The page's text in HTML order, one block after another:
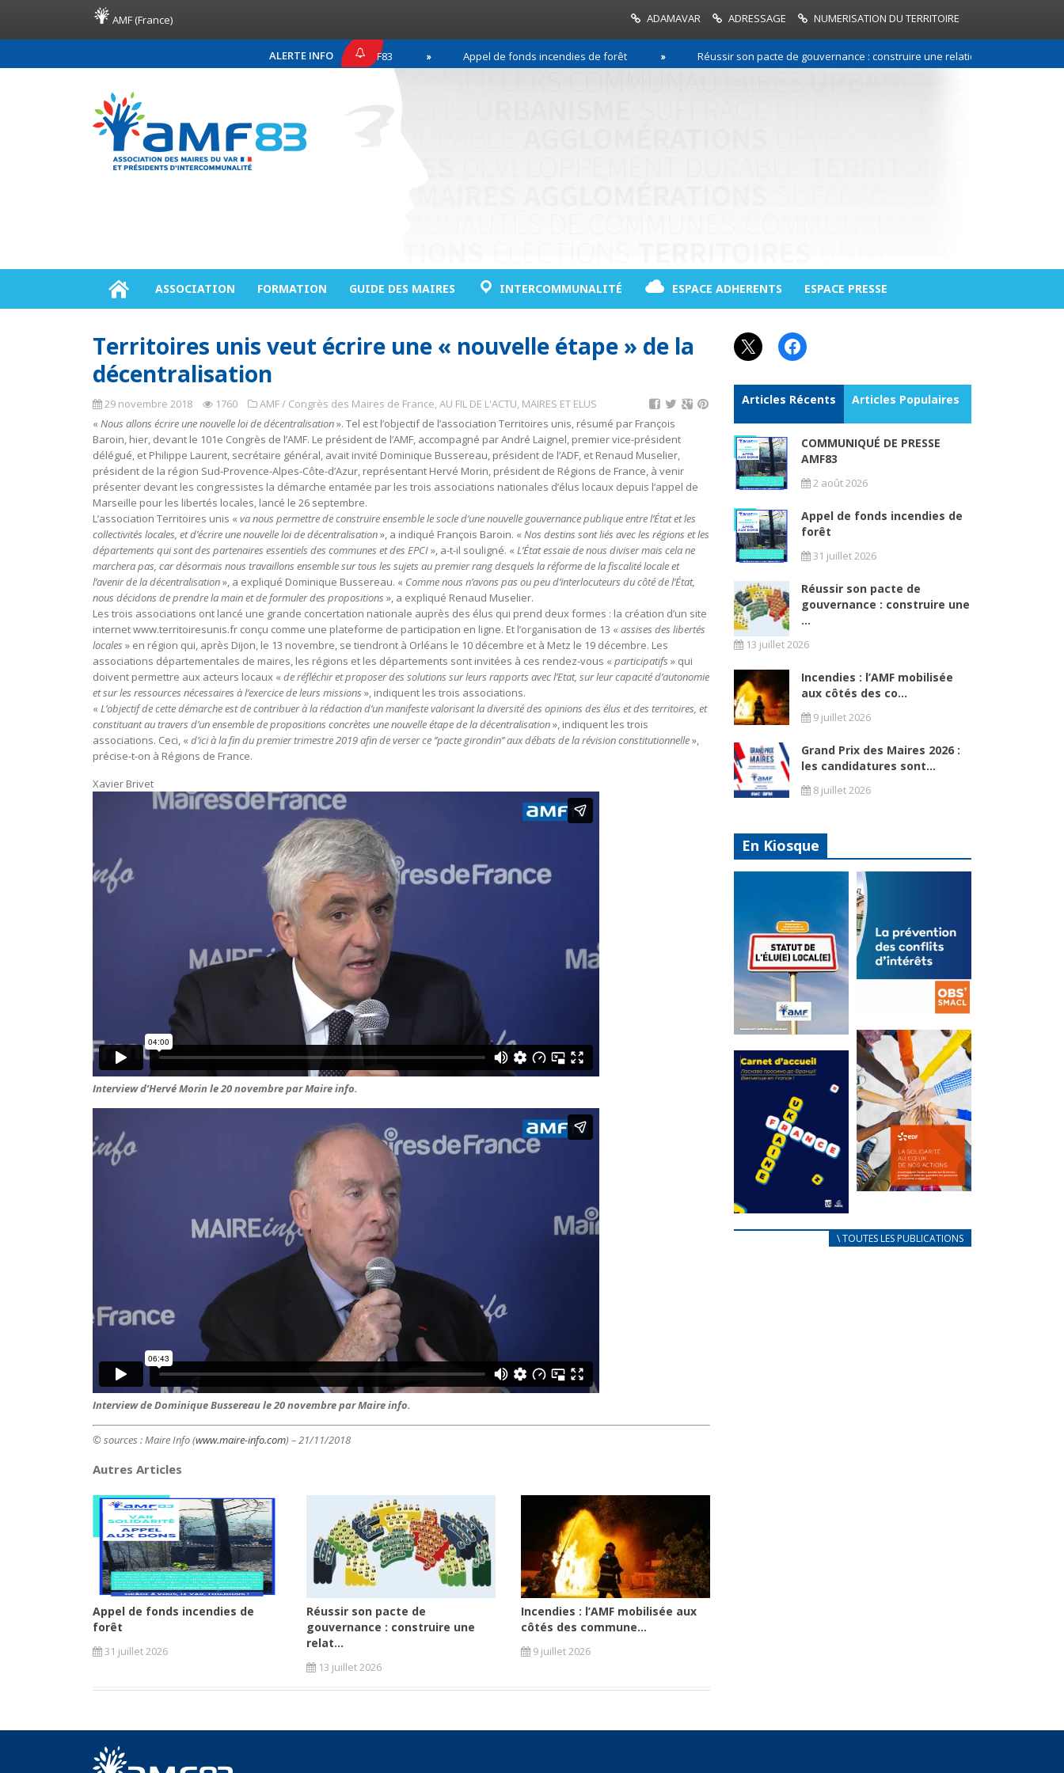
AMF (France) ADAMAVAR ADRESSAGE NUMERISATION DU TERRITOIRE
ALERTE INFO
COMMUNIQUÉ DE PRESSE AMF83 Appel de fonds incendies de forêt Réussir son pacte de gouvernance : construire une relation de confiance entre
ASSOCIATION FORMATION GUIDE DES MAIRES INTERCOMMUNALITÉ ESPACE ADHERENTS ESPACE PRESSE
Territoires unis veut écrire une « nouvelle étape » de la
décentralisation
29 novembre 2018 1760 AMF / Congrès des Maires de France,AU FIL DE L'ACTU, MAIRES ET ELUS
« Nous allons écrire une nouvelle loi de décentralisation». Tel est l’objectif de l’association Territoires unis, résumé par François
Baroin, hier, devant le 101e Congrès de l’AMF. Le président de l’AMF, accompagné par André Laignel, premier vice-président
délégué, et Philippe Laurent, secrétaire général, avait invité Dominique Bussereau, président de l’ADF, et Renaud Muselier,
président de la région Sud-Provence-Alpes-Côte-d’Azur, représentant Hervé Morin, président de Régions de France, à venir
présenter devant les congressistes la démarche entamée par les trois associations nationales d’élus locaux depuis l’appel de
Marseille pour les libertés locales, lancé le 26 septembre.
L’association Territoires unis « va nous permettre de construire ensemble le socle d’une nouvelle gouvernance publique entre l’État et les
collectivités locales, et d’écrire une nouvelle loi de décentralisation», a indiqué François Baroin. « Nos destins sont liés avec les régions et les
départements qui sont des partenaires essentiels des communes et des EPCI», a-t-il souligné. « L’État essaie de nous diviser mais cela ne
marchera pas, car désormais nous travaillons ensemble sur tous les sujets au premier rang desquels la réforme de la fiscalité locale et
l’avenir de la décentralisation», a expliqué Dominique Bussereau. « Comme nous n’avons pas ou peu d’interlocuteurs du côté de l’État,
nous décidons de prendre la main et de formuler des propositions », a expliqué Renaud Muselier.
Les trois associations ont lancé une grande concertation nationale auprès des élus qui prend deux formes : la création d’un site
internet www.territoiresunis.fr conçu comme une plateforme de participation en ligne. Et l’organisation de 13 « assises des libertés
locales » en région qui, après Dijon, le 13 novembre, se tiendront à Orléans le 10 décembre et à Metz le 19 décembre. Les
associations départementales de maires, les régions et les départements sont invitées à ces rendez-vous « participatifs » qui
doivent permettre aux acteurs locaux « de réfléchir et proposer des solutions sur leurs rapports avec l’Etat, sur leur capacité d’autonomie
et sur les ressources nécessaires à l’exercice de leurs missions », indiquent les trois associations.
« L’objectif de cette démarche est de contribuer à la rédaction d’un manifeste valorisant la diversité des opinions des élus et des territoires, et
constituant au travers d’un ensemble de propositions concrètes une nouvelle étape de la décentralisation», indiquent les trois
associations. Ceci, « d’ici à la fin du premier trimestre 2019 afin de verser ce ‘’pacte girondin’’ aux débats de la révision constitutionnelle»,
précise-t-on à Régions de France.
Xavier Brivet
Interview d’Hervé Morin le 20 novembre par Maire info.
Interview de Dominique Bussereau le 20 novembre par Maire info.
© sources : Maire Info (www.maire-info.com) – 21/11/2018
Autres Articles
Appel de fonds incendies de
forêt
31 juillet 2026
Réussir son pacte de
gouvernance : construire une
relat...
13 juillet 2026
Incendies : l’AMF mobilisée aux
côtés des commune...
9 juillet 2026
X Facebook
Articles Récents Articles Populaires
COMMUNIQUÉ DE PRESSE
AMF83
2 août 2026
Appel de fonds incendies de
forêt
31 juillet 2026
Réussir son pacte de
gouvernance : construire une
...
13 juillet 2026
Incendies : l’AMF mobilisée
aux côtés des co...
9 juillet 2026
Grand Prix des Maires 2026 :
les candidatures sont...
8 juillet 2026
En Kiosque
Statut de
l’élu local
Mise à jour avril
2024
FEUILLETER
La
prévention
des conflits
d’intérêts
18 septembre 2023
FEUILLETER
au coeur de
nos actions
\ TOUTES LES PUBLICATIONS